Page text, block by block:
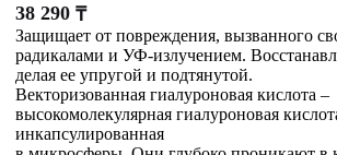
38 290 ₸
Защищает от повреждения, вызванного
радикалами и УФ-излучением.
делая ее упругой и подтянутой.
Векторизованная гиалуроновая кислота –
высокомолекулярная гиалуроновая
инкапсулированная